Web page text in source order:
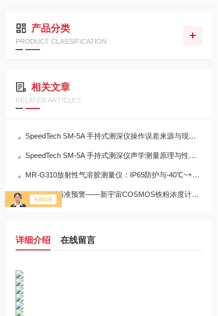
产品分类
PRODUCT CLASSIFICATION
相关文章
RELATED ARTICLES
SpeedTech SM-5A 手持式测深仪操作误差来源与现场应用技术规范
SpeedTech SM-5A 手持式测深仪声学测量原理与性能分析
MR-G310放射性气溶胶测量仪：IP65防护与-40℃~+50℃宽温工作能力
0.001%的精准预警——新宇宙COSMOS铁粉浓度计SDM-72守护齿轮箱健康
详细介绍 在线留言